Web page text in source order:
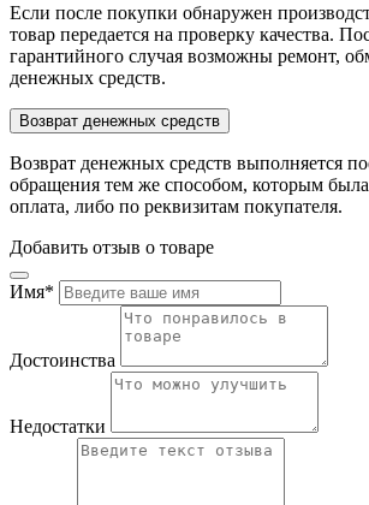
Если после покупки обнаружен
товар передается на проверку качества.
гарантийного случая возможны ремонт,
денежных средств.
Возврат денежных средств
Возврат денежных средств выполняется
обращения тем же способом, которым была
оплата, либо по реквизитам покупателя.
Добавить отзыв о товаре
Имя*
Достоинства
Недостатки